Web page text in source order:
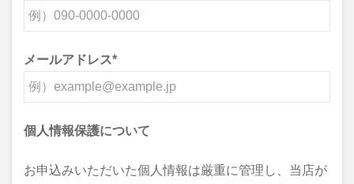
メールアドレス*
個人情報保護について
お申込みいただいた個人情報は厳重に管理し、当店が